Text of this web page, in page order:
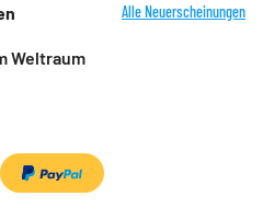
Alle Neuerscheinungen
Weltraum